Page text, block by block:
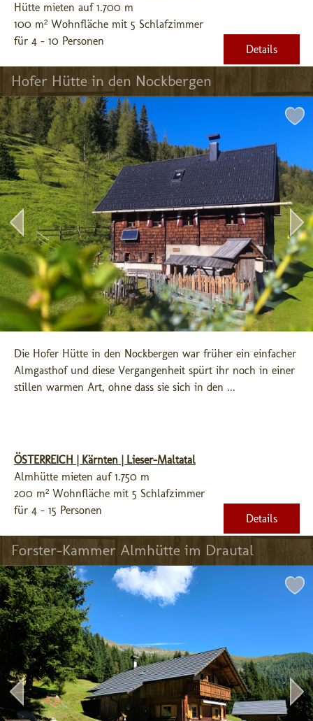
Hütte mieten auf 1.700 m
100 m² Wohnfläche mit 5 Schlafzimmer
für 4 - 10 Personen
Details
Hofer Hütte in den Nockbergen
Die Hofer Hütte in den Nockbergen war früher ein einfacher
Almgasthof und diese Vergangenheit spürt ihr noch in einer
stillen warmen Art, ohne dass sie sich in den ...
ÖSTERREICH | Kärnten | Lieser-Maltatal
Almhütte mieten auf 1.750 m
200 m² Wohnfläche mit 5 Schlafzimmer
für 4 - 15 Personen
Details
Forster-Kammer Almhütte im Drautal